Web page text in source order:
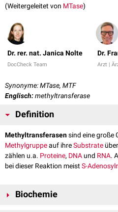
(Weitergeleitet von MTase)
Dr. rer. nat. Janica Nolte
DocCheck Team
Dr.
Arzt |
Synonyme: MTase, MTF
Englisch:methyltransferase
Definition
Methyltransferasensind eine große
Methylgruppeauf ihreSubstrate
zählen u.a. Proteine, DNA und RNA.
bei dieser Reaktion meistS-
Biochemie